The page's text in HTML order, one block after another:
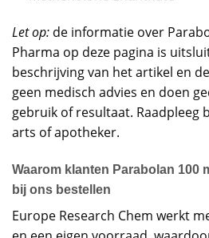
Let op: de informatie over
Pharma op deze pagina is
beschrijving van het artikel en
geen medisch advies en doen
gebruik of resultaat. Raadpleeg
arts of apotheker.
Waarom klanten Parabolan 100
bij ons bestellen
Europe Research Chem werkt